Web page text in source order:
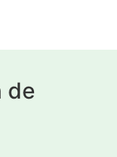
de